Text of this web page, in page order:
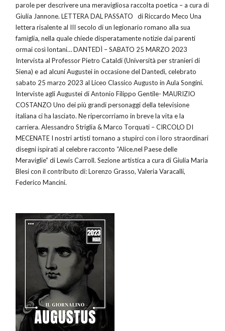
parole per descrivere una meravigliosa raccolta poetica – a cura di
Giulia Jannone. LETTERA DAL PASSATO di Riccardo Meco Una
lettera risalente al III secolo di un legionario romano alla sua
famiglia, nella quale chiede disperatamente notizie dai parenti
ormai così lontani… DANTEDÌ – SABATO 25 MARZO 2023
Intervista al Professor Pietro Cataldi (Università per stranieri di
Siena) e ad alcuni Augustei in occasione del Dantedì, celebrato
sabato 25 marzo 2023 al Liceo Classico Augusto in Aula Songini.
Interviste agli Augustei di Antonio Filippo Gentile- MAURIZIO
COSTANZO Uno dei più grandi personaggi della televisione
italiana ci ha lasciato. Ne ripercorriamo in breve la vita e la
carriera. Alessandro Striglia & Marco Torquati – CIRCOLO DI
MECENATE I nostri artisti tornano a stupirci con i loro straordinari
disegni ispirati al celebre racconto “Alice.nel Paese delle
Meraviglie” di Lewis Carroll. Sezione artistica a cura di Giulia Maria
Blesi con il contributo di: Lorenzo Grasso, Valeria Varacalli,
Federico Mancini.